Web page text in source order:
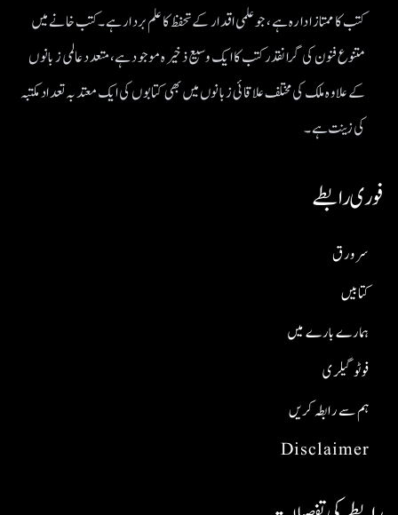
کتب کا ممتاز ادارہ ہے، جو علمی اقدار کے تحفظ کا علم بردار ہے۔کتب خانے میں
متنوع فنون کی گرانقدر کتب کا ایک وسیع ذخیرہ موجود ہے، متعدد عالمی زبانوں
کے علاوہ ملک کی مختلف علاقائی زبانوں میں بھی کتابوں کی ایک معتد بہ تعداد مکتبہ
کی زینت ہے۔
فوری رابطے
Disclaimer
ہم سے رابطہ کریں
فوٹو گیلری
ہمارے بارے میں
کتابیں
سر ورق